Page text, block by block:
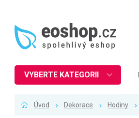
VYBERTE KATEGORII
Úvod Dekorace Hodiny